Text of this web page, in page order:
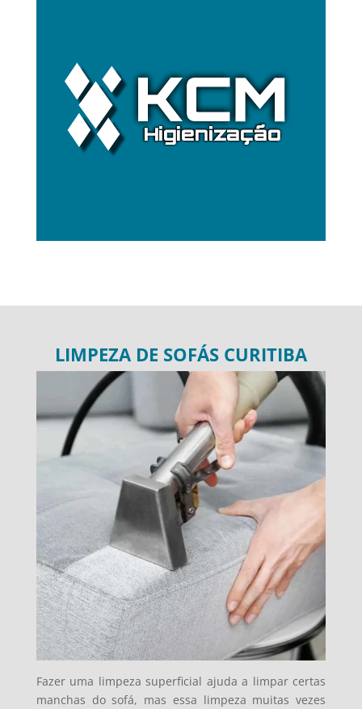
LIMPEZA DE SOFÁS CURITIBA
Fazer uma limpeza superficial ajuda a limpar certas
manchas do sofá, mas essa limpeza muitas vezes